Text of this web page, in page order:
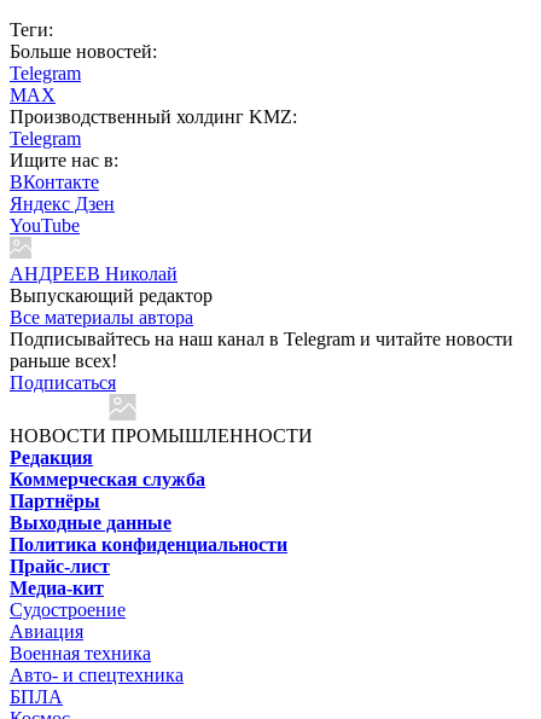
Теги:
Больше новостей:
Telegram
MAX
Производственный холдинг KMZ:
Telegram
Ищите нас в:
ВКонтакте
Яндекс Дзен
YouTube
АНДРЕЕВ Николай
Выпускающий редактор
Все материалы автора
Подписывайтесь на наш канал в Telegram и читайте новости
раньше всех!
Подписаться
НОВОСТИ ПРОМЫШЛЕННОСТИ
Редакция
Коммерческая служба
Партнёры
Выходные данные
Политика конфиденциальности
Прайс-лист
Медиа-кит
Судостроение
Авиация
Военная техника
Авто- и спецтехника
БПЛА